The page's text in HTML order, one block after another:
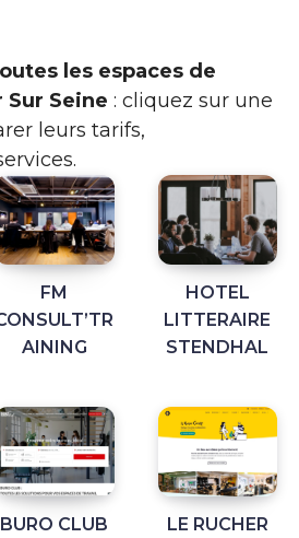
les espaces de
Seine : cliquez sur une
leurs tarifs,
FM
AINING
HOTEL
LITTERAIRE
STENDHAL
BURO CLUB LE RUCHER